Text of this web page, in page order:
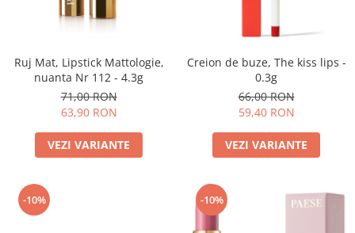
Ruj Mat, Lipstick Mattologie,
nuanta Nr 112 - 4.3g
71,00 RON
63,90 RON
VEZI VARIANTE
Creion de buze, The kiss lips -
0.3g
66,00 RON
59,40 RON
VEZI VARIANTE
-10% -10%